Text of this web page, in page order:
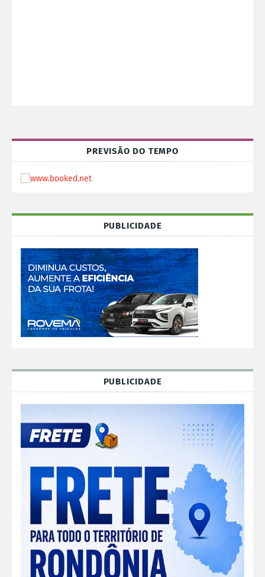
PREVISÃO DO TEMPO
PUBLICIDADE
PUBLICIDADE